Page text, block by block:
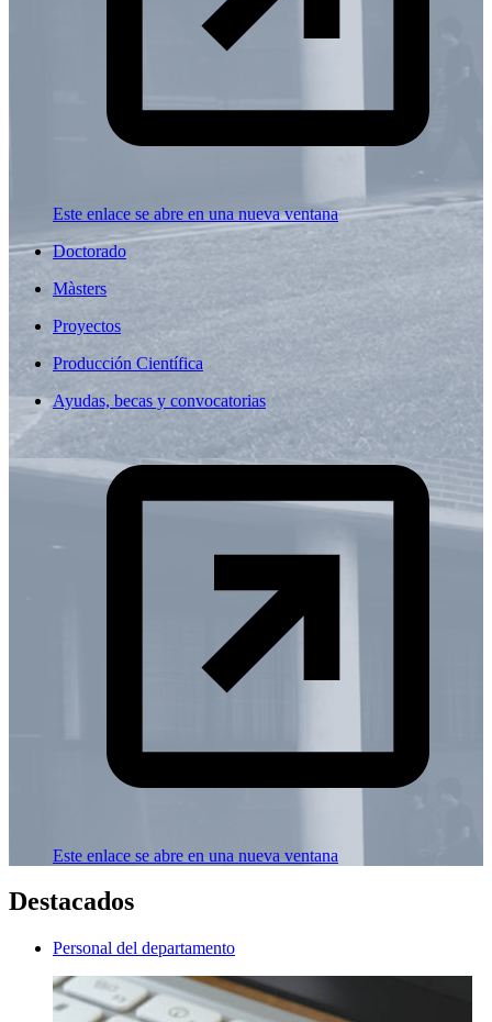
Este enlace se abre en una nueva ventana
Doctorado
Màsters
Proyectos
Producción Científica
Ayudas, becas y convocatorias
Este enlace se abre en una nueva ventana
Destacados
Personal del departamento